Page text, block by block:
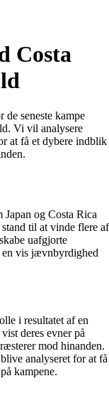
Costa
seneste kampe
Vi vil analysere
at få et dybere indblik
Japan og Costa Rica
til at vinde flere af
uafgjorte
en vis jævnbyrdighed
i resultatet af en
deres evner på
mod hinanden.
analyseret for at få
kampene.